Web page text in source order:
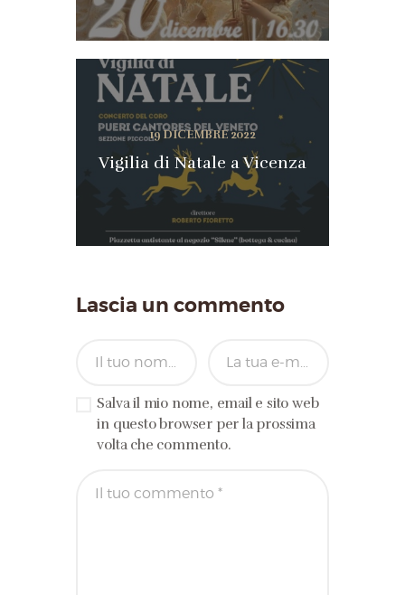
19 DICEMBRE 2022
Vigilia di Natale a Vicenza
Lascia un commento
Salva il mio nome, email e sito web
in questo browser per la prossima
volta che commento.